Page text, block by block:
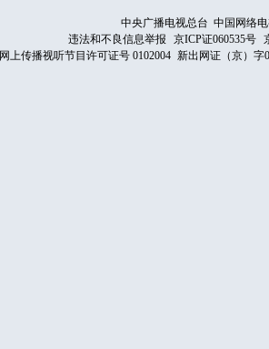
中央广播电视总台 中国网络
违法和不良信息举报
京ICP证060535号
网上传播视听节目许可证号 0102004 新出网证（京）